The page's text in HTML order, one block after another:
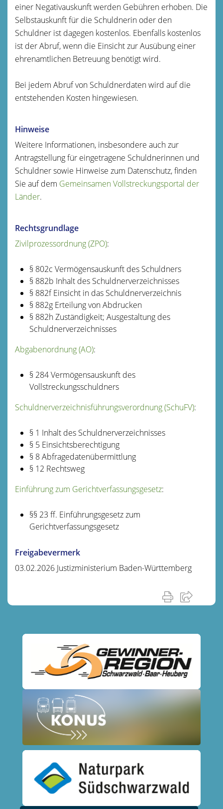
einer Negativauskunft werden Gebühren erhoben. Die
Selbstauskunft für die Schuldnerin oder den
Schuldner ist dagegen kostenlos. Ebenfalls kostenlos
ist der Abruf, wenn die Einsicht zur Ausübung einer
ehrenamtlichen Betreuung benötigt wird.
Bei jedem Abruf von Schuldnerdaten wird auf die
entstehenden Kosten hingewiesen.
Hinweise
Weitere Informationen, insbesondere auch zur
Antragstellung für eingetragene Schuldnerinnen und
Schuldner sowie Hinweise zum Datenschutz, finden
Sie auf dem Gemeinsamen Vollstreckungsportal der
Länder.
Rechtsgrundlage
Zivilprozessordnung (ZPO):
§ 802c Vermögensauskunft des Schuldners
§ 882b Inhalt des Schuldnerverzeichnisses
§ 882f Einsicht in das Schuldnerverzeichnis
§ 882g Erteilung von Abdrucken
§ 882h Zuständigkeit; Ausgestaltung des
Schuldnerverzeichnisses
Abgabenordnung (AO):
§ 284 Vermögensauskunft des
Vollstreckungsschuldners
Schuldnerverzeichnisführungsverordnung (SchuFV):
§ 1 Inhalt des Schuldnerverzeichnisses
§ 5 Einsichtsberechtigung
§ 8 Abfragedatenübermittlung
§ 12 Rechtsweg
Einführung zum Gerichtverfassungsgesetz:
§§ 23 ff. Einführungsgesetz zum
Gerichtverfassungsgesetz
Freigabevermerk
03.02.2026 Justizministerium Baden-Württemberg